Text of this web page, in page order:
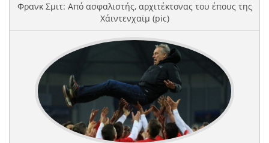
Φρανκ Σμιτ: Από ασφαλιστής, αρχιτέκτονας του έπους της
Χάιντενχαϊμ (pic)